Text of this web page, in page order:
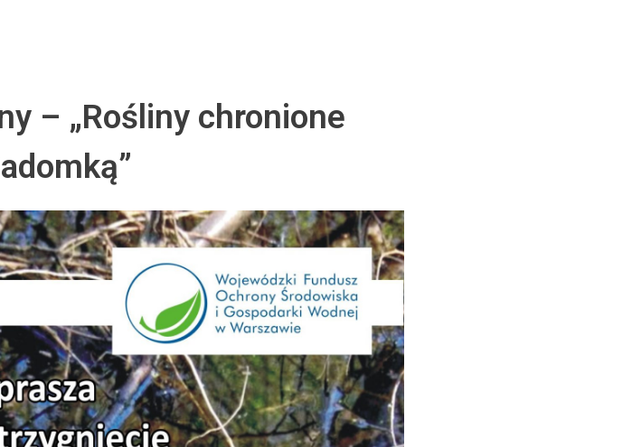
– „Rośliny chronione